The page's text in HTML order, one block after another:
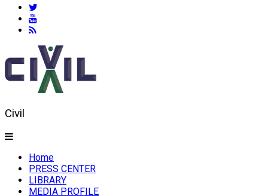
Civil
Home
PRESS CENTER
LIBRARY
MEDIA PROFILE